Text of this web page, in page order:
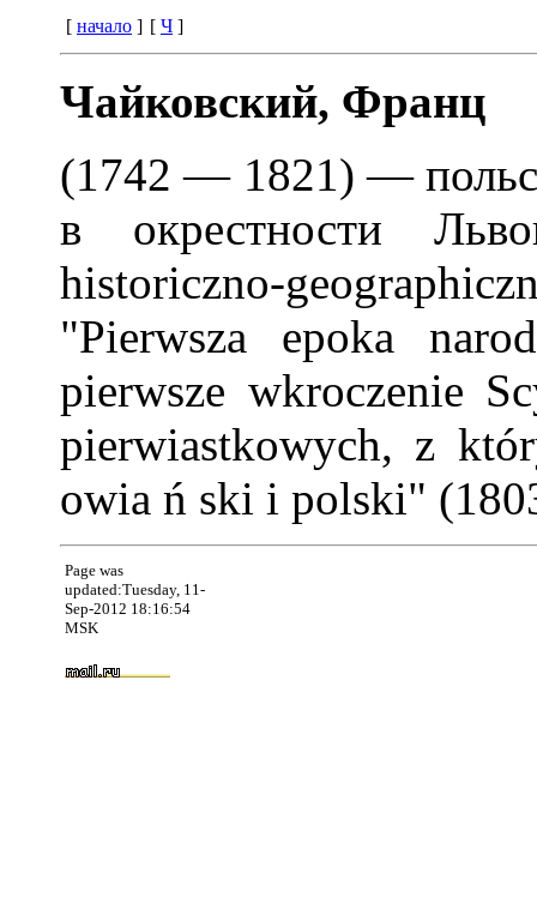
[ начало ] [ Ч ]
Чайковский, Франц
(1742 — 1821) —
в окрестности
historiczno-
"Pierwsza epoka
pierwsze wkroczenie
pierwiastkowych, z
owia ń ski i polski"
Page was
updated:Tuesday, 11-
Sep-2012 18:16:54
MSK